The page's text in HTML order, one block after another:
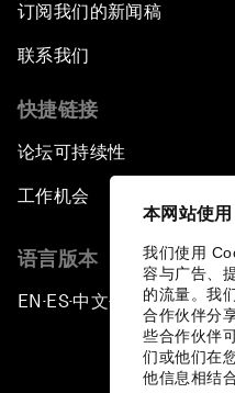
本网站使
我们使用
容与广告、
的流量。我
合作伙伴分
些合作伙伴
们或他们在
他信息相结合
订阅我们的新闻稿
联系我们
快捷链接
论坛可持续性
工作机会
语言版本
EN ▪ ES▪中文▪ 日本語